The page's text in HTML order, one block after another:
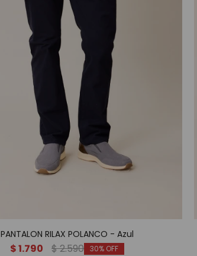
PANTALON RILAX POLANCO - Azul
$1.790 $2.590 30